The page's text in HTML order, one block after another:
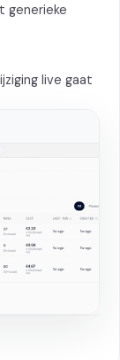
generieke
live gaat